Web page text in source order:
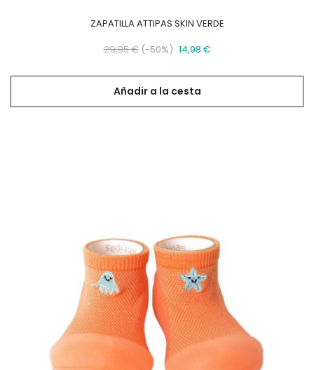
ZAPATILLA ATTIPAS SKIN VERDE
Precio
29,95 € -50% Precio
14,98 €
Añadir a la cesta